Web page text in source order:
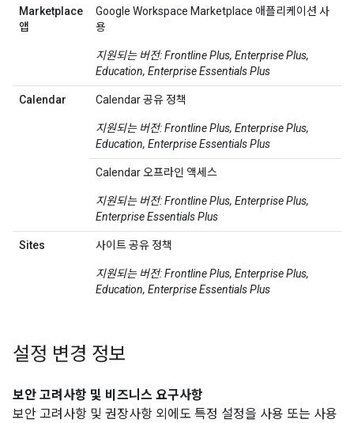
Marketplace
앱
Google Workspace Marketplace 애플리케이션 사
용
지원되는 버전: Frontline Plus, Enterprise Plus,
Education, Enterprise Essentials Plus
Calendar Calendar 공유 정책
지원되는 버전: Frontline Plus, Enterprise Plus,
Education, Enterprise Essentials Plus
Calendar 오프라인 액세스
지원되는 버전: Frontline Plus, Enterprise Plus,
Enterprise Essentials Plus
Sites 사이트 공유 정책
지원되는 버전: Frontline Plus, Enterprise Plus,
Education, Enterprise Essentials Plus
설정 변경 정보
보안 고려사항 및 비즈니스 요구사항
보안 고려사항 및 권장사항 외에도 특정 설정을 사용 또는 사용